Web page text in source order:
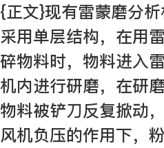
{正文}现有雷蒙磨分
采用单层结构，在用
碎物料时，物料进入
机内进行研磨，在研
物料被铲刀反复掀动
风机负压的作用下，